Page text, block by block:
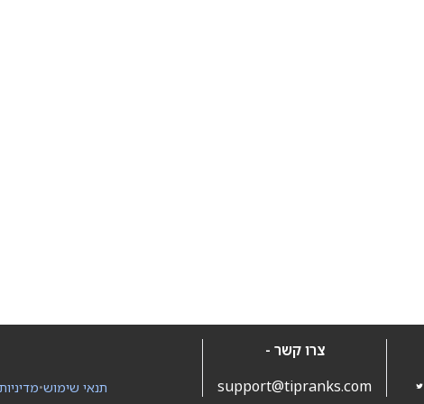
צרו קשר -
support@tipranks.com
•תנאי שימוש